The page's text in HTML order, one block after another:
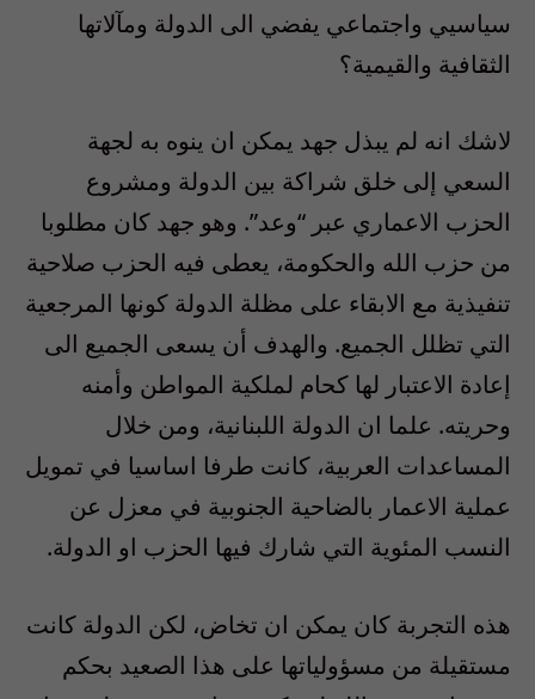
سياسيي واجتماعي يفضي الى الدولة ومآلاتها
الثقافية والقيمية؟
لاشك انه لم يبذل جهد يمكن ان ينوه به لجهة
السعي إلى خلق شراكة بين الدولة ومشروع
الحزب الاعماري عبر “وعد”. وهو جهد كان مطلوبا
من حزب الله والحكومة، يعطى فيه الحزب صلاحية
تنفيذية مع الابقاء على مظلة الدولة كونها المرجعية
التي تظلل الجميع. والهدف أن يسعى الجميع الى
إعادة الاعتبار لها كحام لملكية المواطن وأمنه
وحريته. علما ان الدولة اللبنانية، ومن خلال
المساعدات العربية، كانت طرفا اساسيا في تمويل
عملية الاعمار بالضاحية الجنوبية في معزل عن
النسب المئوية التي شارك فيها الحزب او الدولة.
هذه التجربة كان يمكن ان تخاض، لكن الدولة كانت
مستقيلة من مسؤولياتها على هذا الصعيد بحكم